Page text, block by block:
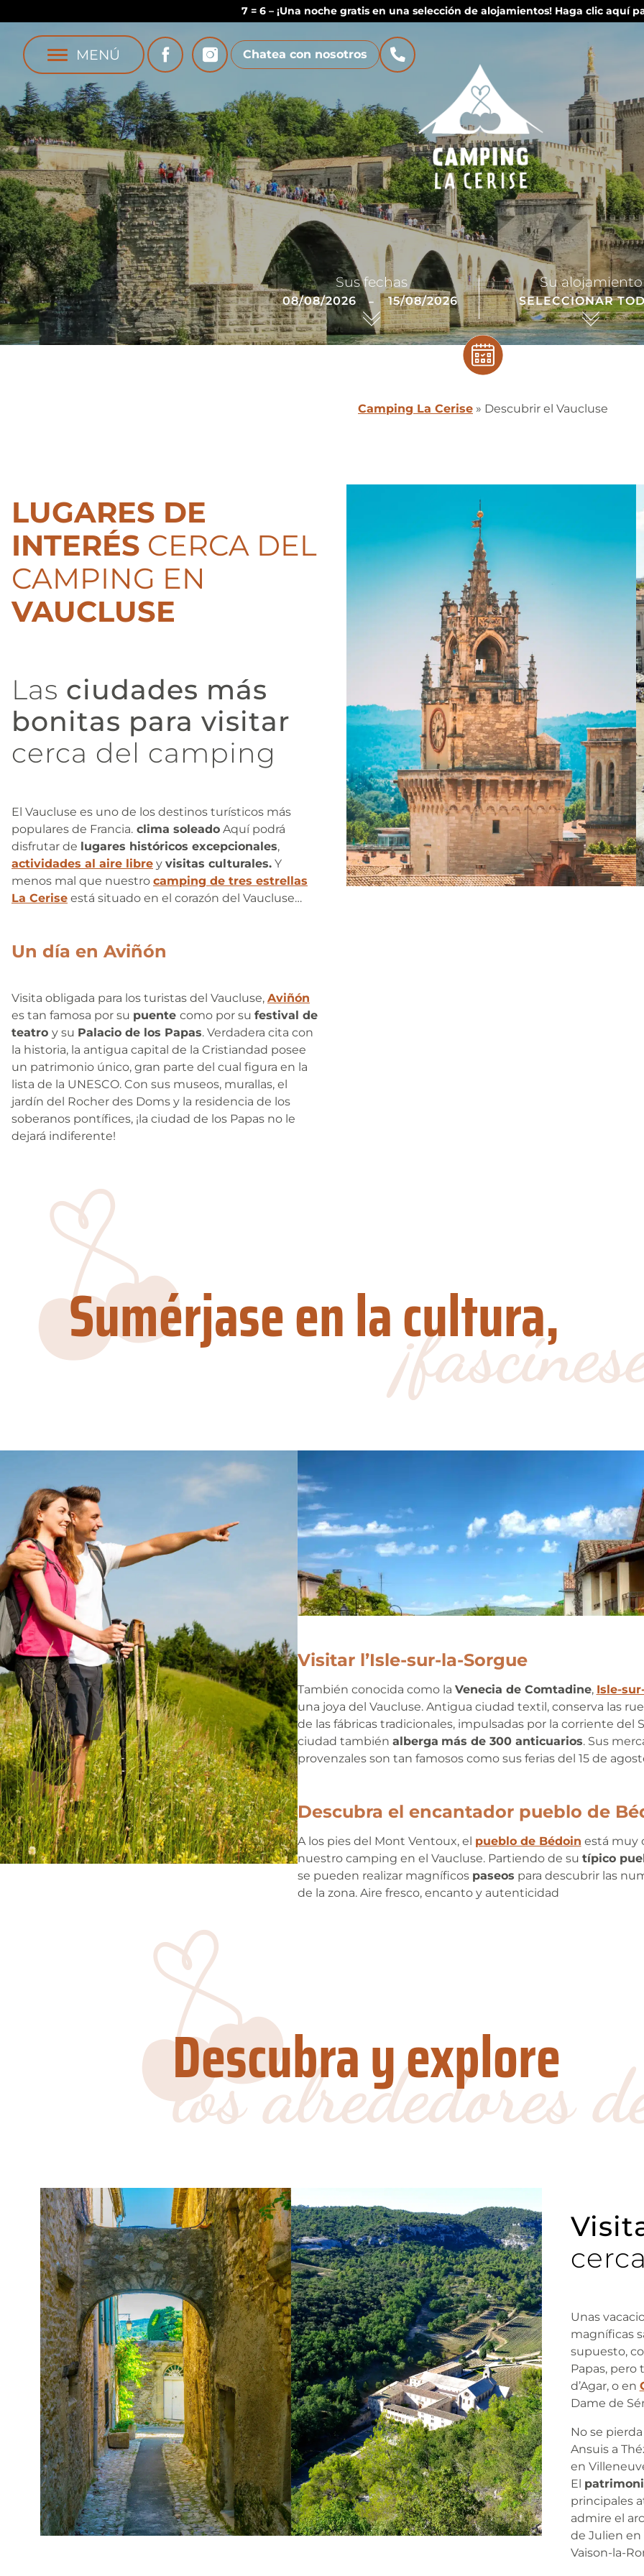
7 = 6 – ¡Una noche gratis en una selección de alojamientos! Haga clic aquí
MENÚ Chatea con nosotros
Su alojamiento
Sus fechas
-
Camping La Cerise » Descubrir el Vaucluse
LUGARES DE
INTERÉS CERCA DEL
CAMPING EN
VAUCLUSE
Las ciudades más
bonitas para visitar
cerca del camping
El Vaucluse es uno de los destinos turísticos más
populares de Francia. clima soleado Aquí podrá
disfrutar de lugares históricos excepcionales,
actividades al aire libre y visitas culturales. Y
menos mal que nuestro camping de tres estrellas
La Cerise está situado en el corazón del Vaucluse…
Un día en Aviñón
Visita obligada para los turistas del Vaucluse, Aviñón
es tan famosa por su puente como por su festival de
teatro y su Palacio de los Papas. Verdadera cita con
la historia, la antigua capital de la Cristiandad posee
un patrimonio único, gran parte del cual figura en la
lista de la UNESCO. Con sus museos, murallas, el
jardín del Rocher des Doms y la residencia de los
soberanos pontífices, ¡la ciudad de los Papas no le
dejará indiferente!
Sumérjase en la cultura,
Visitar l’Isle-sur-la-Sorgue
También conocida como la Venecia de Comtadine, Isle-
una joya del Vaucluse. Antigua ciudad textil, conserva las
de las fábricas tradicionales, impulsadas por la corriente del
ciudad también alberga más de 300 anticuarios. Sus
provenzales son tan famosos como sus ferias del 15 de
Descubra el encantador pueblo de
A los pies del Mont Ventoux, el pueblo de Bédoin está muy
nuestro camping en el Vaucluse. Partiendo de su típico
se pueden realizar magníficos paseos para descubrir las
de la zona. Aire fresco, encanto y autenticidad
Descubra y explore
los alrededores
Unas
magníficas
supuesto,
Papas,
d’Agar, o en
Dame de
No se
Ansuis a
en
El
principales
admire el
de Julien
Vaison-la-